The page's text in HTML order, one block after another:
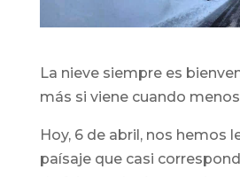
La nieve siempre es
más si viene cuando
Hoy, 6 de abril, nos hemos
paísaje que casi